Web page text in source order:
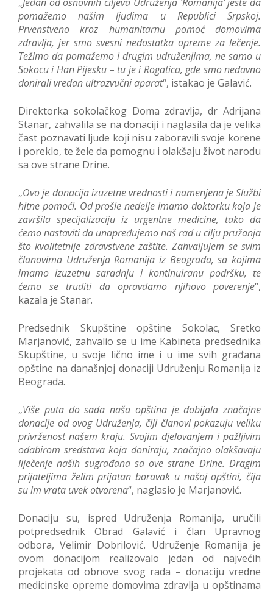
pomažemo našim ljudima u Republici Srpskoj.
Prvenstveno kroz humanitarnu pomoć domovima
zdravlja, jer smo svesni nedostatka opreme za lečenje.
Težimo da pomažemo i drugim udruženjima, ne samo u
Sokocu i Han Pijesku – tu je i Rogatica, gde smo nedavno
donirali vredan ultrazvučni aparat“, istakao je Galavić.
Direktorka sokolačkog Doma zdravlja, dr Adrijana
Stanar, zahvalila se na donaciji i naglasila da je velika
čast poznavati ljude koji nisu zaboravili svoje korene
i poreklo, te žele da pomognu i olakšaju život narodu
sa ove strane Drine.
„Ovo je donacija izuzetne vrednosti i namenjena je Službi
hitne pomoći. Od prošle nedelje imamo doktorku koja je
završila specijalizaciju iz urgentne medicine, tako da
ćemo nastaviti da unapređujemo naš rad u cilju pružanja
što kvalitetnije zdravstvene zaštite. Zahvaljujem se svim
članovima Udruženja Romanija iz Beograda, sa kojima
imamo izuzetnu saradnju i kontinuiranu podršku, te
ćemo se truditi da opravdamo njihovo poverenje“,
kazala je Stanar.
Predsednik Skupštine opštine Sokolac, Sretko
Marjanović, zahvalio se u ime Kabineta predsednika
Skupštine, u svoje lično ime i u ime svih građana
opštine na današnjoj donaciji Udruženju Romanija iz
Beograda.
„Više puta do sada naša opština je dobijala značajne
donacije od ovog Udruženja, čiji članovi pokazuju veliku
privrženost našem kraju. Svojim djelovanjem i pažljivim
odabirom sredstava koja doniraju, značajno olakšavaju
liječenje naših sugrađana sa ove strane Drine. Dragim
prijateljima želim prijatan boravak u našoj opštini, čija
su im vrata uvek otvorena“, naglasio je Marjanović.
Donaciju su, ispred Udruženja Romanija, uručili
potpredsednik Obrad Galavić i član Upravnog
odbora, Velimir Dobrilović. Udruženje Romanija je
ovom donacijom realizovalo jedan od najvećih
projekata od obnove svog rada – donaciju vredne
medicinske opreme domovima zdravlja u opštinama